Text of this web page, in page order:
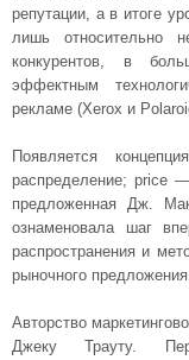
репутации, а в итоге
лишь относительно
конкурентов, в
эффектным
рекламе (Xerox и
Появляется
распределение; price
предложенная Дж.
ознаменовала шаг
распространения и
рыночного
Авторство
Джеку Трауту.